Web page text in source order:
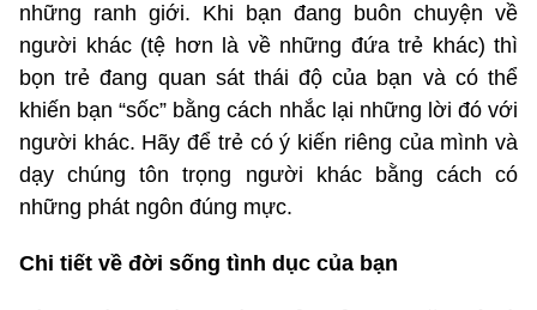
những ranh giới. Khi bạn đang buôn chuyện về
người khác (tệ hơn là về những đứa trẻ khác) thì
bọn trẻ đang quan sát thái độ của bạn và có thể
khiến bạn “sốc” bằng cách nhắc lại những lời đó với
người khác. Hãy để trẻ có ý kiến riêng của mình và
dạy chúng tôn trọng người khác bằng cách có
những phát ngôn đúng mực.
Chi tiết về đời sống tình dục của bạn